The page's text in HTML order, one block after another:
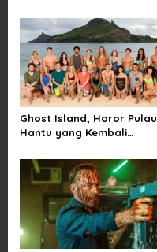
o
n
Ghost Island, Horor Pulau
Hantu yang Kembali